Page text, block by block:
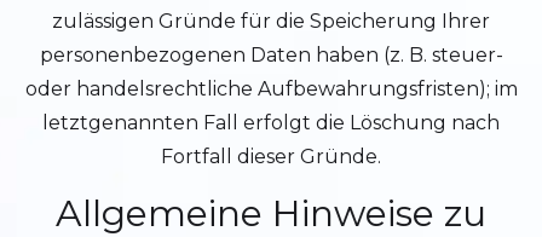
zulässigen Gründe für die Speicherung Ihrer
personenbezogenen Daten haben (z. B. steuer-
oder handelsrechtliche Aufbewahrungsfristen); im
letztgenannten Fall erfolgt die Löschung nach
Fortfall dieser Gründe.
Allgemeine Hinweise zu